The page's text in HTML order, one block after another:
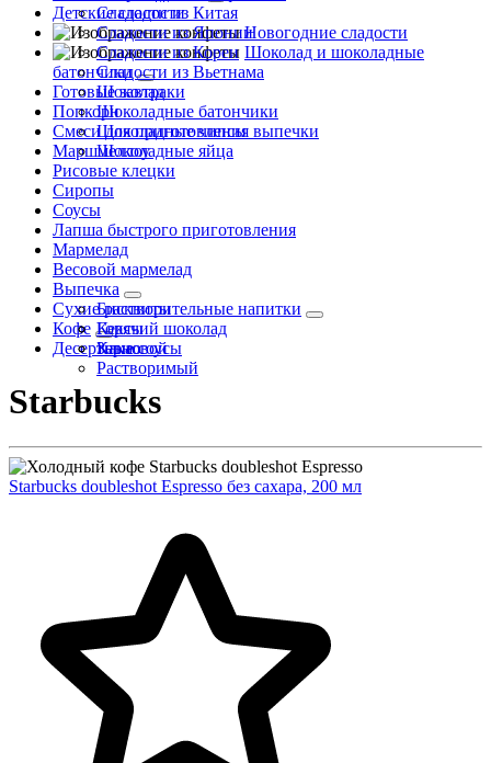
Сладости из Китая
Сладости из Японии
Сладости из Кореи
Сладости из Вьетнама
Детские сладости
Новогодние сладости
Шоколад и шоколадные
батончики
Шоколад
Шоколадные батончики
Шоколадные чипсы
Шоколадные яйца
Готовые завтраки
Попкорн
Смеси для приготовления выпечки
Маршмеллоу
Рисовые клецки
Сиропы
Соусы
Лапша быстрого приготовления
Мармелад
Весовой мармелад
Выпечка
Бисквиты
Кексы
Сухие растворительные напитки
Горячий шоколад
Какао
Кофе
Зерновой
Растворимый
Десертные соусы
Starbucks
Starbucks doubleshot Espresso без сахара, 200 мл